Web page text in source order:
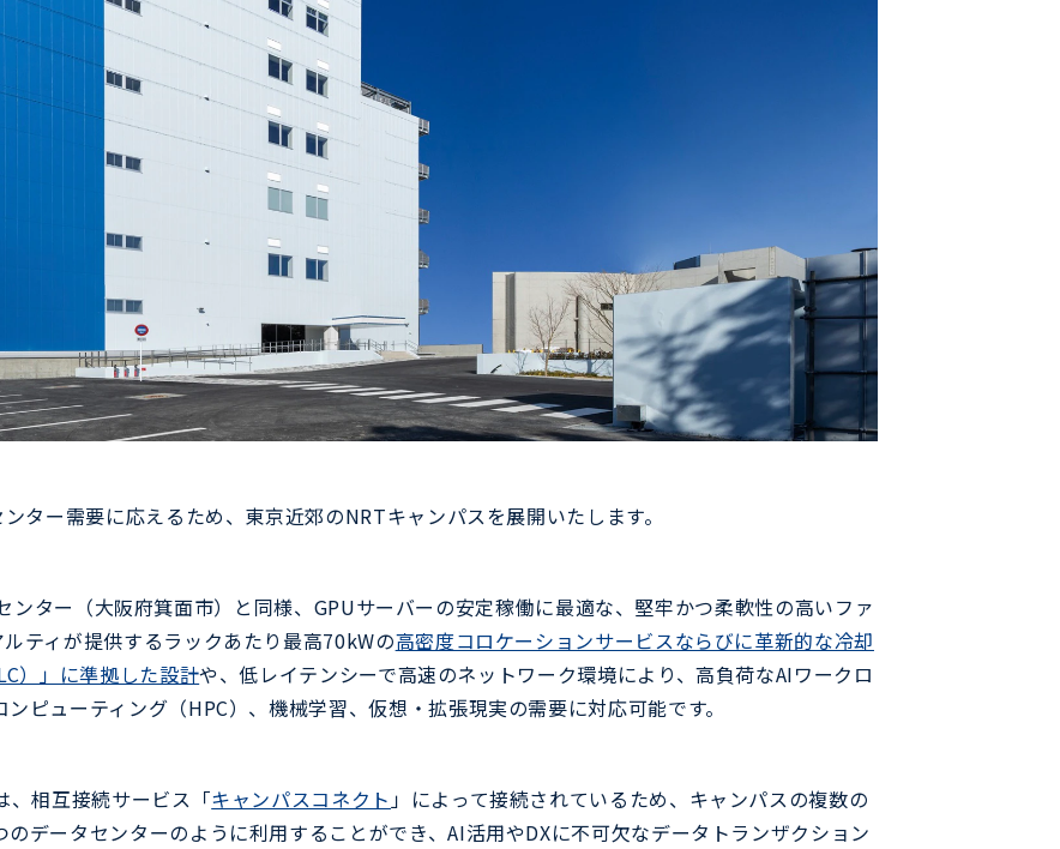
ター需要に応えるため、東京近郊のNRTキャンパスを展開いたします。
ンター（大阪府箕面市）と同様、GPUサーバーの安定稼働に最適な、堅牢かつ柔軟性の高いファ
ティが提供するラックあたり最高70kWの高密度コロケーションサービスならびに革新的な冷却
）」に準拠した設計や、低レイテンシーで高速のネットワーク環境により、高負荷なAIワークロ
ピューティング（HPC）、機械学習、仮想・拡張現実の需要に対応可能です。
、相互接続サービス「キャンパスコネクト 」によって接続されているため、キャンパスの複数の
データセンターのように利用することができ、AI活用やDXに不可欠なデータトランザクション